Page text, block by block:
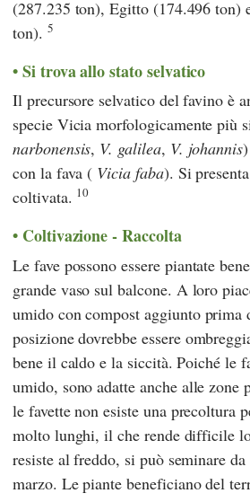
(287.235 ton), Egitto (174.496 ton)
ton). 5
Si trova allo stato selvatico
Il precursore selvatico del favino è
specie Vicia morfologicamente più
narbonensis, V. galilea, V. johannis
con la fava ( Vicia faba). Si
coltivata. 10
Coltivazione - Raccolta
Le fave possono essere piantate
grande vaso sul balcone. A loro
umido con compost aggiunto prima
posizione dovrebbe essere
bene il caldo e la siccità. Poiché le
umido, sono adatte anche alle zone
le favette non esiste una precoltura
molto lunghi, il che rende difficile
resiste al freddo, si può seminare
marzo. Le piante beneficiano del